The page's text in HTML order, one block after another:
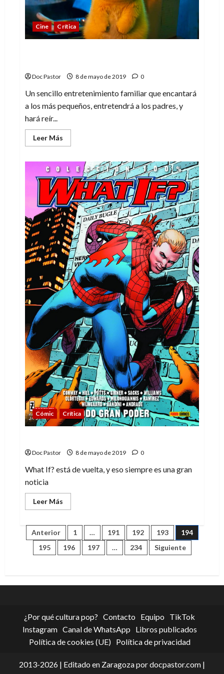
la
fuerza
Cine Crítica
Doc Pastor 8 de mayo de 2019 0
Un sencillo entretenimiento familiar que encantará
a los más pequeños, entretendrá a los padres, y
hará reír...
Leer Más
más
Detective
Pikachu,
humor
para
toda
la
familia
Cómic Crítica
Doc Pastor 8 de mayo de 2019 0
What If? está de vuelta, y eso siempre es una gran
noticia
Leer Más
más
What
un
viaje
a
Paginación
de
Anterior 1 … 191 192 193
194
195
196 197 … 234 Siguiente
¿Por qué cultura pop? Contacto Equipo
TikTok
Instagram Canal de WhatsApp
Libros publicados
Política de cookies (UE)
Política de privacidad
2013-2026 | Editado en Zaragoza por docpastor.com |